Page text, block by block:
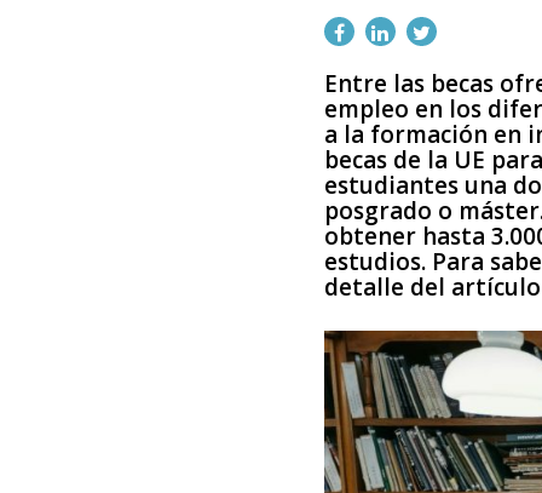
Entre las becas
empleo en los
a la formación en
becas de la UE
estudiantes una
posgrado o
obtener hasta
estudios. Para
detalle del artículo